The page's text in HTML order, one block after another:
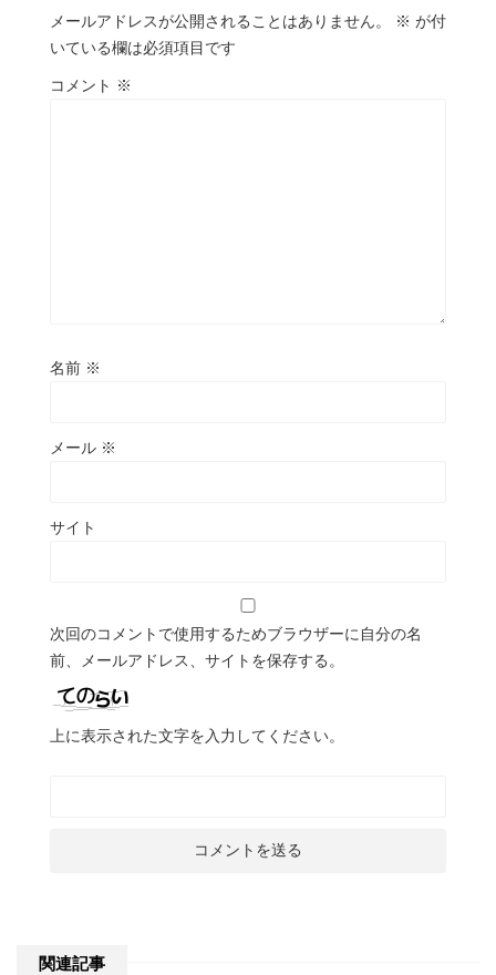
メールアドレスが公開されることはありません。 ※ が付
いている欄は必須項目です
コメント ※
名前 ※
メール ※
サイト
次回のコメントで使用するためブラウザーに自分の名
前、メールアドレス、サイトを保存する。
上に表示された文字を入力してください。
関連記事